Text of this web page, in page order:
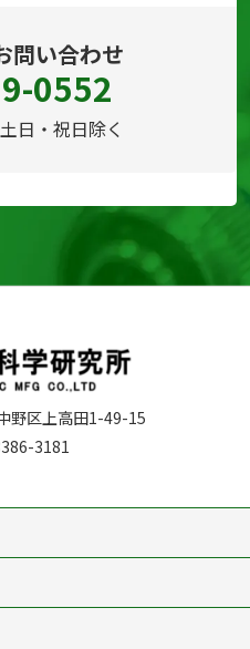
問い合わせ
0552
日・祝日除く
野区上高田1-49-15
3181